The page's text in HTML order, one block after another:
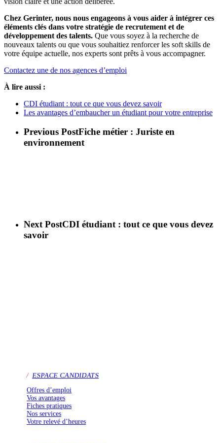
Chez Gerinter, nous nous engageons à vous aider à intégrer ces
éléments clés dans votre stratégie de recrutement et de
développement des talents. Que vous soyez à la recherche de
nouveaux talents ou que vous souhaitiez renforcer les soft skills de
votre équipe actuelle, nos experts sont prêts à vous accompagner.
Contactez une de nos agences d’emploi
À lire aussi :
CDI étudiant : tout ce que vous devez savoir
Les avantages d’embaucher un étudiant pour votre entreprise
Previous PostFiche métier : Juriste en
environnement
Next PostCDI étudiant : tout ce que vous devez
savoir
/ ESPACE CANDIDATS
Offres d’emploi
Vos avantages
Fiches pratiques
Nos services
Votre relevé d’heures